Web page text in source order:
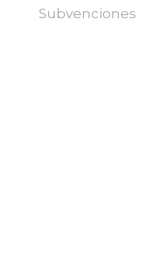
Subvenciones